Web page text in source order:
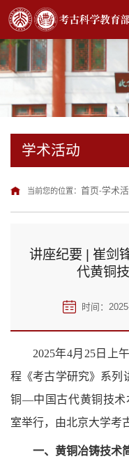
学术活动
当前您的位置： 首页-学术
讲座纪要 | 崔剑
代黄铜
时间：
2025年4月25日上
程《考古学研究》系列
铜—中国古代黄铜技术
室举行，由北京大学考
一、黄铜冶铸技术